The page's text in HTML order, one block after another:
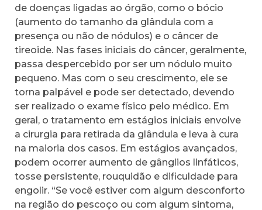
de doenças ligadas ao órgão, como o bócio
(aumento do tamanho da glândula com a
presença ou não de nódulos) e o câncer de
tireoide. Nas fases iniciais do câncer, geralmente,
passa despercebido por ser um nódulo muito
pequeno. Mas com o seu crescimento, ele se
torna palpável e pode ser detectado, devendo
ser realizado o exame físico pelo médico. Em
geral, o tratamento em estágios iniciais envolve
a cirurgia para retirada da glândula e leva à cura
na maioria dos casos. Em estágios avançados,
podem ocorrer aumento de gânglios linfáticos,
tosse persistente, rouquidão e dificuldade para
engolir. “Se você estiver com algum desconforto
na região do pescoço ou com algum sintoma,